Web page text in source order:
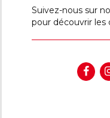
Suivez-nous sur
pour découvrir les